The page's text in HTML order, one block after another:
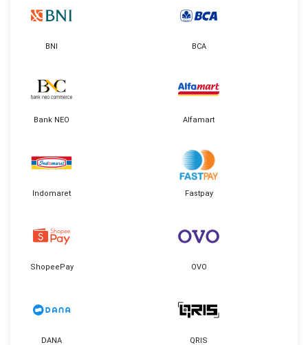
BNI BCA
Bank NEO Alfamart
Indomaret Fastpay
ShopeePay OVO
DANA QRIS